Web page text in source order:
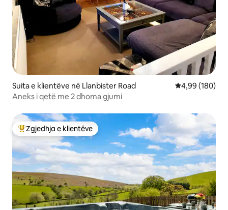
Suita e klientëve në Llanbister Road Vlerësimi
4,99 (180)
Aneks i qetë me 2 dhoma gjumi
Më të mirat e zgjedhjeve të klientëve
Zgjedhja e klientëve